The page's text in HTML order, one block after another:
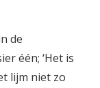
de
één; ‘Het is
lijm niet zo